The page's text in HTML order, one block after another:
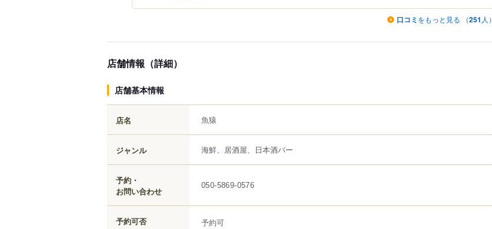
口コミ をもっと見る （251 人）
店舗情報（詳細）
店舗基本情報
店名 魚猿
ジャンル 海鮮、居酒屋、日本酒バー
予約・
お問い合わせ
050-5869-0576
予約可否 予約可